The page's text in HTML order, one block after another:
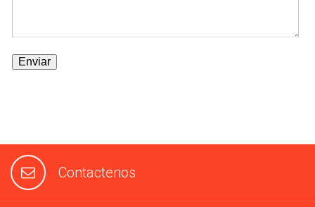
Contactenos